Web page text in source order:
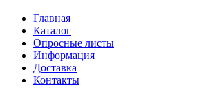
Главная
Каталог
Опросные листы
Информация
Доставка
Контакты